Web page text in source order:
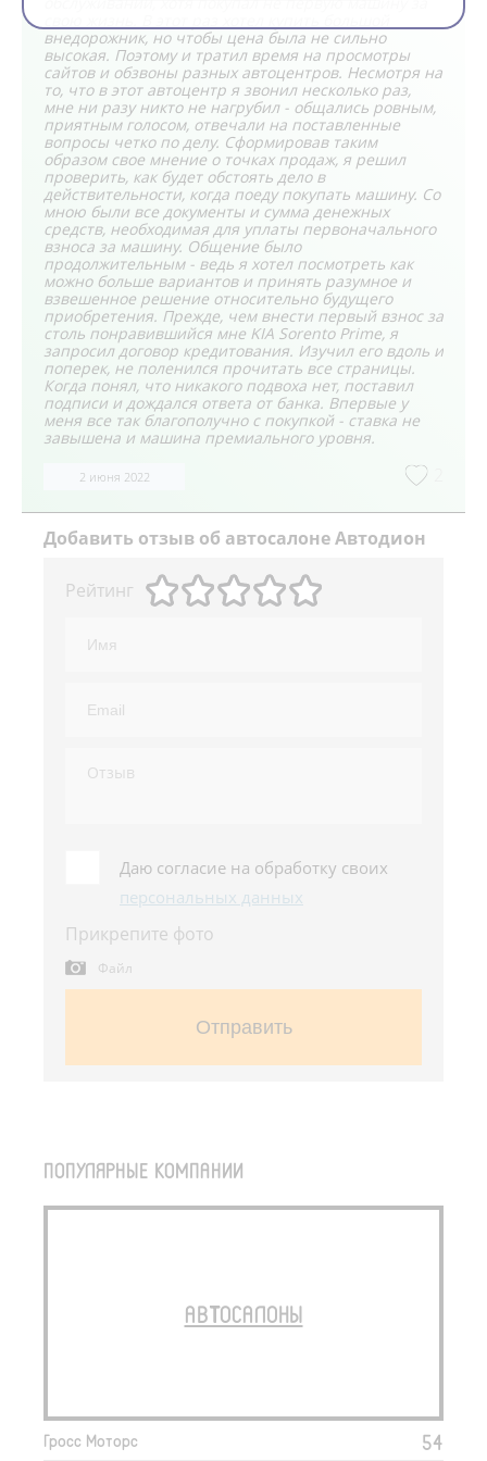
внедорожник, но чтобы цена была не сильно
высокая. Поэтому и тратил время на просмотры
сайтов и обзвоны разных автоцентров. Несмотря на
то, что в этот автоцентр я звонил несколько раз,
мне ни разу никто не нагрубил - общались ровным,
приятным голосом, отвечали на поставленные
вопросы четко по делу. Сформировав таким
образом свое мнение о точках продаж, я решил
проверить, как будет обстоять дело в
действительности, когда поеду покупать машину. Со
мною были все документы и сумма денежных
средств, необходимая для уплаты первоначального
взноса за машину. Общение было
продолжительным - ведь я хотел посмотреть как
можно больше вариантов и принять разумное и
взвешенное решение относительно будущего
приобретения. Прежде, чем внести первый взнос за
столь понравившийся мне KIA Sorento Prime, я
запросил договор кредитования. Изучил его вдоль и
поперек, не поленился прочитать все страницы.
Когда понял, что никакого подвоха нет, поставил
подписи и дождался ответа от банка. Впервые у
меня все так благополучно с покупкой - ставка не
завышена и машина премиального уровня.
2 июня 2022
Добавить отзыв об автосалоне Автодион
Рейтинг
Даю согласие на обработку своих
персональных данных
Прикрепите фото
Файл
Отправить
ПОПУЛЯРНЫЕ КОМПАНИИ
АВТОСАЛОНЫ
54
Гросс Моторс